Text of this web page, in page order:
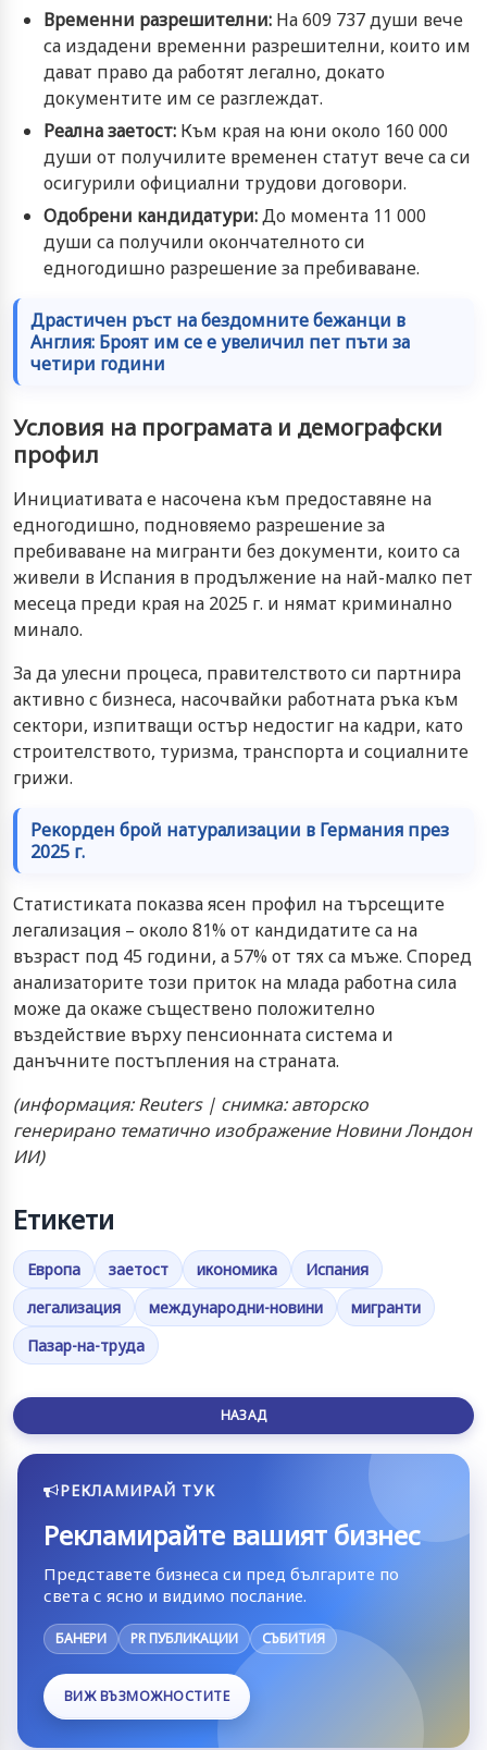
Временни разрешителни: На 609 737 души вече
са издадени временни разрешителни, които им
дават право да работят легално, докато
документите им се разглеждат.
Реална заетост: Към края на юни около 160 000
души от получилите временен статут вече са си
осигурили официални трудови договори.
Одобрени кандидатури:До момента 11 000
души са получили окончателното си
едногодишно разрешение за пребиваване.
Драстичен ръст на бездомните бежанци в
Англия: Броят им се е увеличил пет пъти за
четири години
Условия на програмата и демографски
профил
Инициативата е насочена към предоставяне на
едногодишно, подновяемо разрешение за
пребиваване на мигранти без документи, които са
живели в Испания в продължение на най-малко пет
месеца преди края на 2025 г. и нямат криминално
минало.
За да улесни процеса, правителството си партнира
активно с бизнеса, насочвайки работната ръка към
сектори, изпитващи остър недостиг на кадри, като
строителството, туризма, транспорта и социалните
грижи.
Рекорден брой натурализации в Германия през
2025 г.
Статистиката показва ясен профил на търсещите
легализация – около 81% от кандидатите са на
възраст под 45 години, а 57% от тях са мъже. Според
анализаторите този приток на млада работна сила
може да окаже съществено положително
въздействие върху пенсионната система и
данъчните постъпления на страната.
(информация: Reuters | снимка: авторско
генерирано тематично изображение Новини Лондон
ИИ)
Етикети
Европа заетост икономика
Испания
легализация
международни-новини
мигранти
Пазар-на-труда
НАЗАД
РЕКЛАМИРАЙ ТУК
Рекламирайте вашият бизнес
Представете бизнеса си пред българите по
света с ясно и видимо послание.
БАНЕРИ PR ПУБЛИКАЦИИ СЪБИТИЯ
ВИЖ ВЪЗМОЖНОСТИТЕ